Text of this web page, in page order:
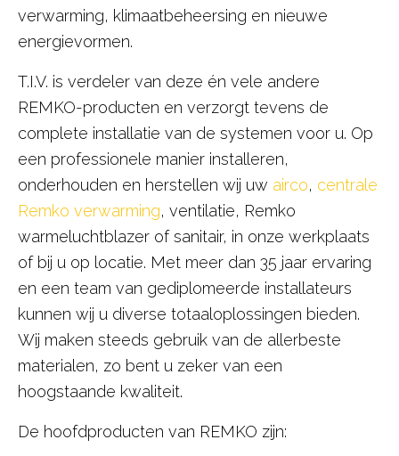
verwarming, klimaatbeheersing en nieuwe
energievormen.
T.I.V. is verdeler van deze én vele andere
REMKO-producten en verzorgt tevens de
complete installatie van de systemen voor u. Op
een professionele manier installeren,
onderhouden en herstellen wij uw airco, centrale
Remko verwarming, ventilatie, Remko
warmeluchtblazer of sanitair, in onze werkplaats
of bij u op locatie. Met meer dan 35 jaar ervaring
en een team van gediplomeerde installateurs
kunnen wij u diverse totaaloplossingen bieden.
Wij maken steeds gebruik van de allerbeste
materialen, zo bent u zeker van een
hoogstaande kwaliteit.
De hoofdproducten van REMKO zijn: